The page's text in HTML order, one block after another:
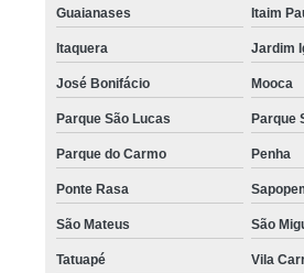
Guaianases Itaim
Itaquera Jardim
José Bonifácio Mooca
Parque São Lucas Parque
Parque do Carmo Penha
Ponte Rasa
São Mateus São
Tatuapé Vila